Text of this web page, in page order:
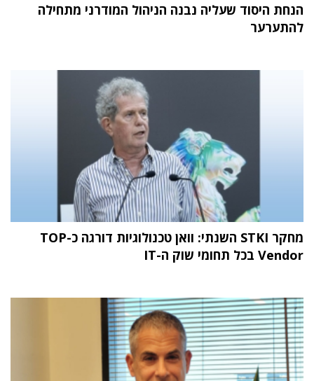
הנחת היסוד שעליה נבנה הניהול המודרני מתחילה
להתערער
מחקר STKI השנתי: וואן טכנולוגיות דורגה כ-TOP
Vendor בכל תחומי שוק ה-IT